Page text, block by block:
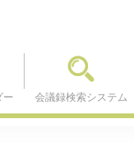
ー 会議録検索システム